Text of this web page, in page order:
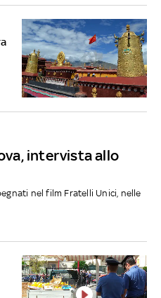
intervista allo
nel film Fratelli Unici, nelle